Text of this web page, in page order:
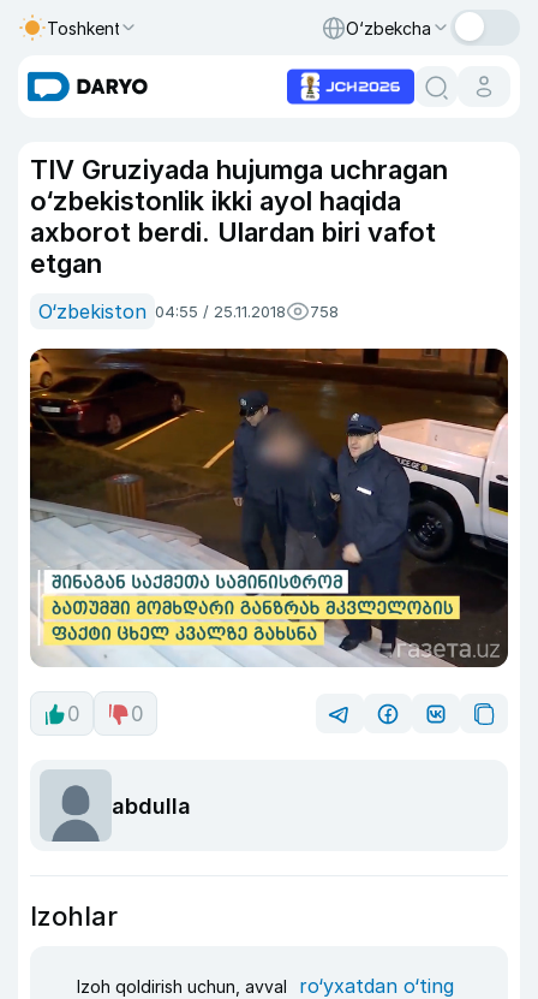
Toshkent O‘zbekcha
TIV Gruziyada hujumga uchragan
o‘zbekistonlik ikki ayol haqida
axborot berdi. Ulardan biri vafot
etgan
O‘zbekiston 04:55 / 25.11.2018 758
0 0
abdulla
Izohlar
Izoh qoldirish uchun, avval ro‘yxatdan o‘ting